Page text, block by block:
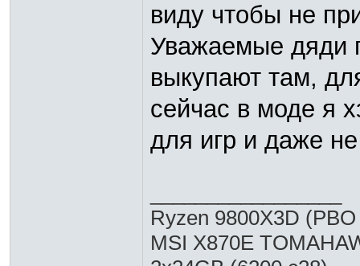
виду чтобы не
Уважаемые дяди
выкупают там,
сейчас в моде я
для игр и даже
Ryzen 9800X3D
MSI X870E